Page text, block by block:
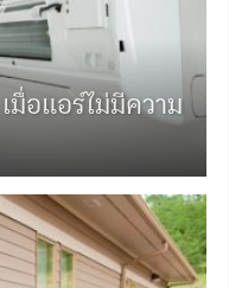
มื่อแอร์ไม่มีความ